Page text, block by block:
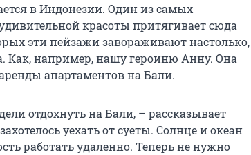
в Индонезии. Один из самых
красоты притягивает сюда
эти пейзажи завораживают настолько,
Как, например, нашу героиню Анну. Она
апартаментов на Бали.
отдохнуть на Бали, – рассказывает
уехать от суеты. Солнце и океан
работать удаленно. Теперь не нужно